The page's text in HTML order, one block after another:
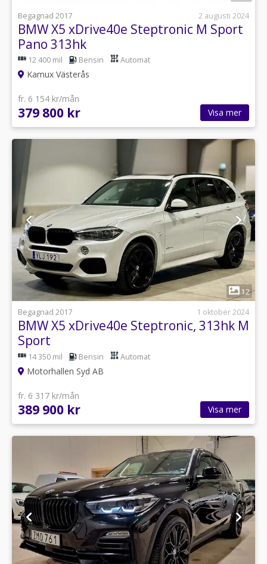
Begagnad 2017
2 augusti 2024
BMW X5 xDrive40e Steptronic M Sport
Pano 313hk
12 400 mil Bensin Automat
Kamux Västerås
fr. 6 154 kr/mån
379 800 kr Visa mer
1
12
Begagnad 2017
1 oktober 2024
BMW X5 xDrive40e Steptronic, 313hk M
Sport
14 350 mil Bensin Automat
Motorhallen Syd AB
fr. 6 317 kr/mån
389 900 kr Visa mer